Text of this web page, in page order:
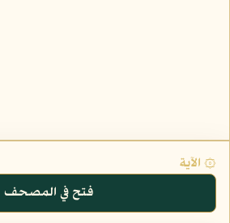
۞ الآية
فتح في المصحف